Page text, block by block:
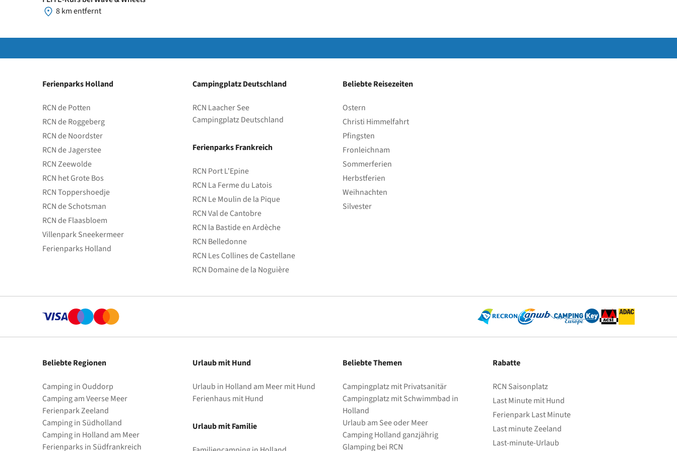
8 km entfernt
Ferienparks Holland
RCN de Potten
RCN de Roggeberg
RCN de Noordster
RCN de Jagerstee
RCN Zeewolde
RCN het Grote Bos
RCN Toppershoedje
RCN de Schotsman
RCN de Flaasbloem
Villenpark Sneekermeer
Ferienparks Holland
Campingplatz Deutschland
RCN Laacher See
Campingplatz Deutschland
Ferienparks Frankreich
RCN Port L'Epine
RCN La Ferme du Latois
RCN Le Moulin de la Pique
RCN Val de Cantobre
RCN la Bastide en Ardèche
RCN Belledonne
RCN Les Collines de Castellane
RCN Domaine de la Noguière
Beliebte Reisezeiten
Ostern
Christi Himmelfahrt
Pfingsten
Fronleichnam
Sommerferien
Herbstferien
Weihnachten
Silvester
Beliebte Regionen
Camping in Ouddorp
Camping am Veerse Meer
Ferienpark Zeeland
Camping in Südholland
Camping in Holland am Meer
Ferienparks in Südfrankreich
Urlaub mit Hund
Urlaub in Holland am Meer mit Hund
Ferienhaus mit Hund
Urlaub mit Familie
Beliebte Themen
Campingplatz mit Privatsanitär
Campingplatz mit Schwimmbad in
Holland
Urlaub am See oder Meer
Camping Holland ganzjährig
Glamping bei RCN
Rabatte
RCN Saisonplatz
Last Minute mit Hund
Ferienpark Last Minute
Last minute Zeeland
Last-minute-Urlaub